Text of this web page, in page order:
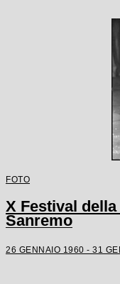
FOTO
X Festival
Sanremo
26 GENNAIO 1960 - 31